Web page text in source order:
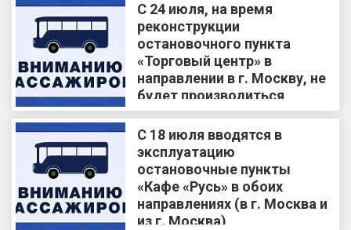
С 24 июля, на время
реконструкции
остановочного пункта
«Торговый центр» в
направлении в г. Москву, не
будет производиться
посадка и высадка
пассажиров
С 18 июля вводятся в
эксплуатацию
остановочные пункты
«Кафе «Русь» в обоих
направлениях (в г. Москва и
из г. Москва)